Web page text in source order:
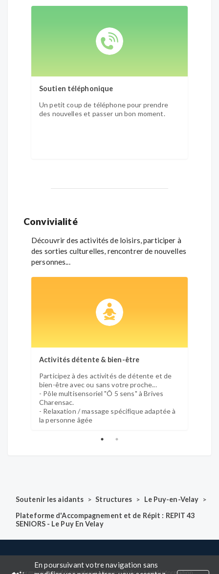
En poursuivant votre navigation sans
Soutien téléphonique
Un petit coup de téléphone pour prendre
des nouvelles et passer un bon moment.
Convivialité
Découvrir des activités de loisirs, participer à
des sorties culturelles, rencontrer de nouvelles
personnes...
Activités détente & bien-être
Participez à des activités de détente et de
bien-être avec ou sans votre proche...
- Pôle multisensoriel "Ô 5 sens" à Brives
Charensac.
- Relaxation / massage spécifique adaptée à
la personne âgée
Soutenir les aidants > Structures > Le Puy-en-Velay >
Plateforme d'Accompagnement et de Répit : REPIT 43
SENIORS - Le Puy En Velay
-Terms and conditions of use-Privacy Policy-Legal information-